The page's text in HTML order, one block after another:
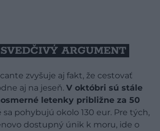
ARGUMENT
zvyšuje aj fakt, že cestovať
aj na jeseň. V októbri sú stále
letenky približne za 50
sa pohybujú okolo 130 eur. Pre tých,
dostupný únik k moru, ide o